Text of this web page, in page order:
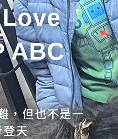
ABC
，但也不是一
登天